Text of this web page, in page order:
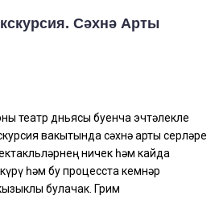
Сәхнә Арты
дөньясы буенча эчтәлекле
вакытында сәхнә арты серләре
ничек һәм кайда
һәм бу процесста кемнәр
булачак. Грим